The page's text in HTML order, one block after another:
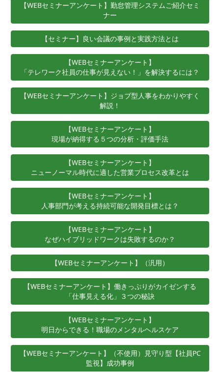
【WEBセミナーアンケート】勤怠管理システムご紹介セミ
ナー
【セミナー】良い会議の事例と実践方法とは
【WEBセミナーアンケート】
「テレワーク社員の仕事が見えない！」を解決するには？
【WEBセミナーアンケート】ジョブ型人事をわかりやすく
解説！
【WEBセミナーアンケート】
現場が納得する５つの分析・評価手法
【WEBセミナーアンケート】
ニューノーマル時代に適した営業プロセス改革とは
【WEBセミナーアンケート】
人事部門が考える持続可能な開発目標とは？
【WEBセミナーアンケート】
なぜハイブリッドワークは失敗するのか？
【WEBセミナーアンケート】（汎用）
【WEBセミナーアンケート】働きっぷりがカイゼンする
「仕事見える化」３つの秘訣
【WEBセミナーアンケート】
明日からできる！職場のメンタルヘルスケア
【WEBセミナーアンケート】（不使用）見守り型【社員PC
監視】成功事例